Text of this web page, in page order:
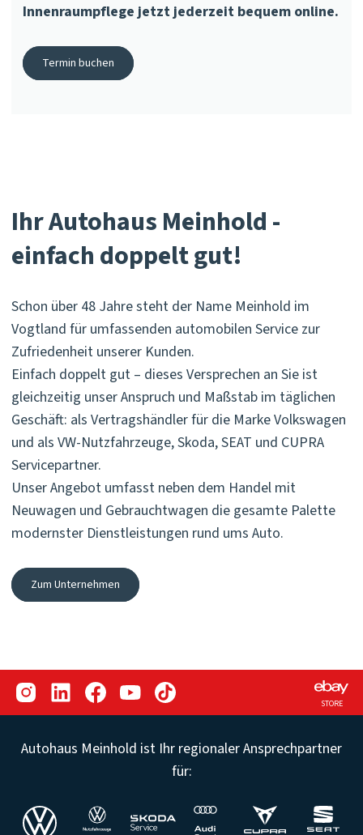
Innenraumpflege jetzt jederzeit bequem online.
Termin buchen
Ihr Autohaus Meinhold -
einfach doppelt gut!
Schon über 48 Jahre steht der Name Meinhold im
Vogtland für umfassenden automobilen Service zur
Zufriedenheit unserer Kunden.
Einfach doppelt gut – dieses Versprechen an Sie ist
gleichzeitig unser Anspruch und Maßstab im täglichen
Geschäft: als Vertragshändler für die Marke Volkswagen
und als VW-Nutzfahrzeuge, Skoda, SEAT und CUPRA
Servicepartner.
Unser Angebot umfasst neben dem Handel mit
Neuwagen und Gebrauchtwagen die gesamte Palette
modernster Dienstleistungen rund ums Auto.
Zum Unternehmen
STORE
Autohaus Meinhold ist Ihr regionaler Ansprechpartner
für: